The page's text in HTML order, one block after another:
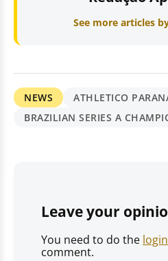
See more articles
NEWS
ATHLETICO
BRAZILIAN SERIES A
Leave your
You need to do the login
comment.